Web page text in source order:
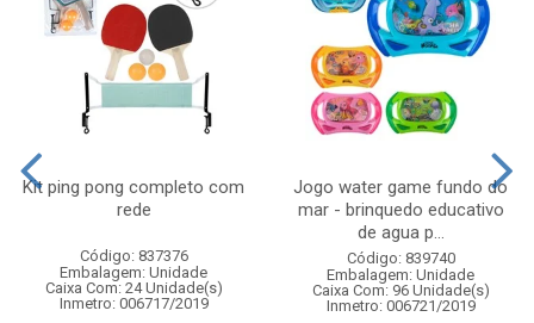
Kit ping pong completo com
rede
Código: 837376
Embalagem: Unidade
Caixa Com: 24 Unidade(s)
Inmetro: 006717/2019
Jogo water game fundo do
mar - brinquedo educativo
de agua p...
Código: 839740
Embalagem: Unidade
Caixa Com: 96 Unidade(s)
Inmetro: 006721/2019